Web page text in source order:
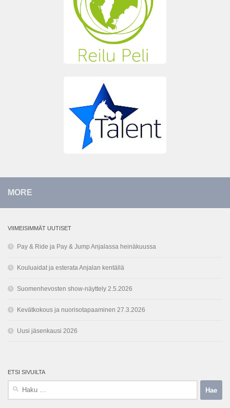
MORE
VIIMEISIMMÄT UUTISET
Pay & Ride ja Pay & Jump Anjalassa heinäkuussa
Kouluaidat ja esterata Anjalan kentällä
Suomenhevosten show-näyttely 2.5.2026
Kevätkokous ja nuorisotapaaminen 27.3.2026
Uusi jäsenkausi 2026
ETSI SIVUILTA